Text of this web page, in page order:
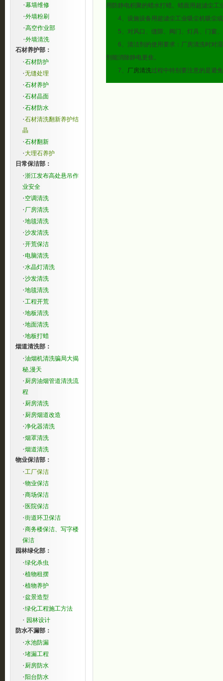
·幕墙维修
·外墙粉刷
·高空作业部
·外墙清洗
石材养护部：
·石材防护
·无缝处理
·石材养护
·石材晶面
·石材防水
·石材清洗翻新养护结
晶
·石材翻新
·大理石养护
日常保洁部：
·浙江发布高处悬吊作
业安全
· 空调清洗
· 厂房清洗
·地毯清洗
·沙发清洗
·开荒保洁
·电脑清洗
·水晶灯清洗
·沙发清洗
·地毯清洗
·工程开荒
·地板清洗
·地面清洗
·地板打蜡
烟道清洗部：
·油烟机清洗骗局大揭
秘,漫天
· 厨房油烟管道清洗流
程
· 厨房清洗
· 厨房烟道改造
·净化器清洗
·烟罩清洗
·烟道清洗
物业保洁部：
·工厂保洁
·物业保洁
·商场保洁
· 医院保洁
·街道环卫保洁
·商务楼保洁、写字楼
保洁
园林绿化部：
·绿化杀虫
·植物租摆
·植物养护
·盆景造型
·绿化工程施工方法
· 园林设计
防水不漏部：
·水池防漏
·堵漏工程
· 厨房防水
· 阳台防水
用防静电积聚的蜡水打蜡。蜡面用超滤尘工
4、设施设备用超滤尘工业吸尘机吸尘或
5、对风口、缝隙、阀门、灯具、门窗、
6、清洁剂的使用要求：厂房清洗时对湿
剂能消除静电更隹。
7、 厂房清洗过程中特别要注意的是避